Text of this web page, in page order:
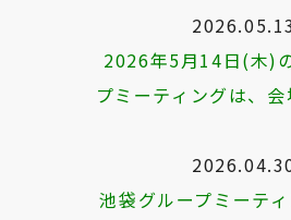
2026年5月14日(木)
プミーティングは、
池袋グループミーテ